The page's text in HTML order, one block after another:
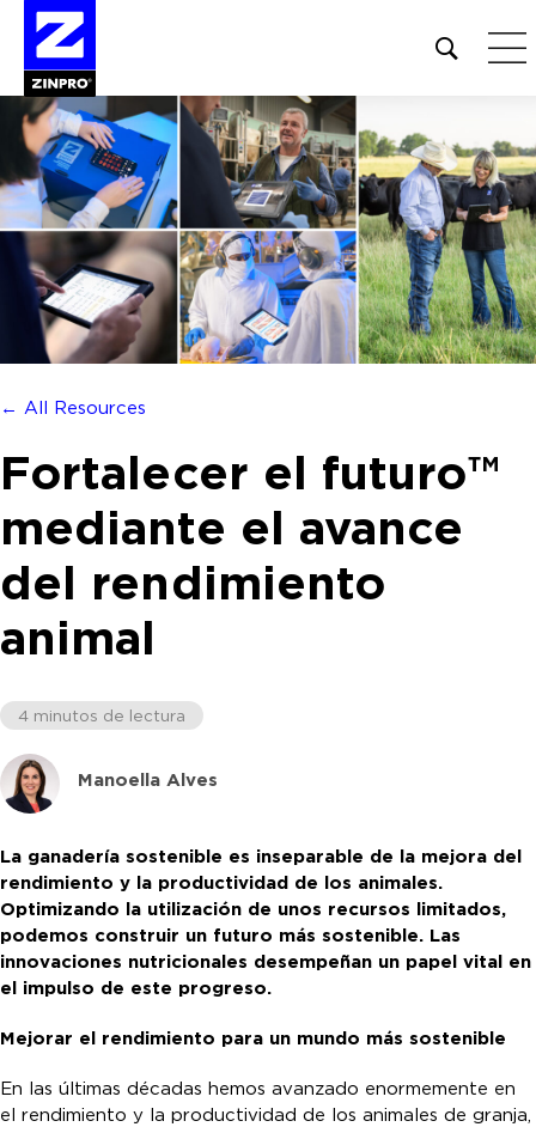
Open
site
Buscar:
← All Resources
Fortalecer el futuro™
mediante el avance
del rendimiento
animal
4 minutos de lectura
Manoella Alves
La ganadería sostenible es inseparable de la mejora del
rendimiento y la productividad de los animales.
Optimizando la utilización de unos recursos limitados,
podemos construir un futuro más sostenible. Las
innovaciones nutricionales desempeñan un papel vital en
el impulso de este progreso.
Mejorar el rendimiento para un mundo más sostenible
En las últimas décadas hemos avanzado enormemente en
el rendimiento y la productividad de los animales de granja,